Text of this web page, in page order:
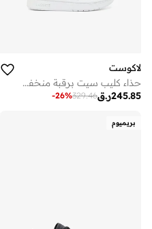
لاكوست
حذاء كليب سيت برقبة منخفضة للأطفال
ر.ق245.85
329.46
-26%
بريميوم